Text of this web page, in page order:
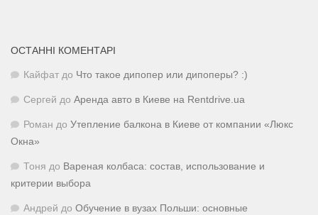
ОСТАННІ КОМЕНТАРІ
Кайфат до Что такое дипопер или дипоперы? :)
Сергей до Аренда авто в Киеве на Rentdrive.ua
Роман до Утепление балкона в Киеве от компании «Люкс
Окна»
Тоня до Вареная колбаса: состав, использование и
критерии выбора
Андрей до Обучение в вузах Польши: основные